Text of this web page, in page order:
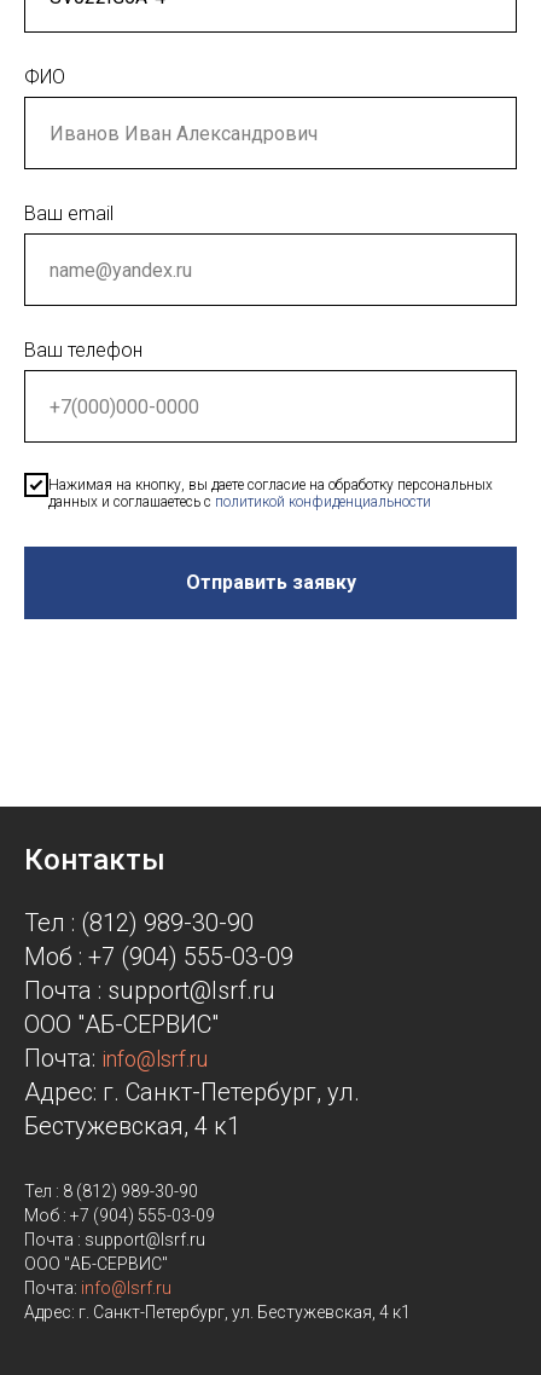
ФИО
Ваш email
Ваш телефон
Нажимая на кнопку, вы даете согласие на обработку персональных
данных и соглашаетесь c политикой конфиденциальности
Отправить заявку
Контакты
Тел : (812) 989-30-90
Моб : +7 (904) 555-03-09
Почта : support@lsrf.ru
ООО "АБ-СЕРВИС"
Почта: info@lsrf.ru
Адрес: г. Санкт-Петербург, ул.
Бестужевская, 4 к1
Тел : 8 (812) 989-30-90
Моб : +7 (904) 555-03-09
Почта : support@lsrf.ru
ООО "АБ-СЕРВИС"
Почта: info@lsrf.ru
Адрес: г. Санкт-Петербург, ул. Бестужевская, 4 к1